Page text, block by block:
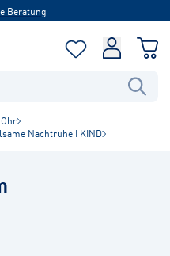
Beratung
Nachtruhe I KIND